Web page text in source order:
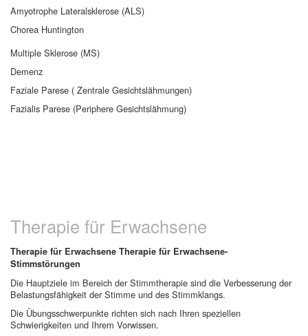
Amyotrophe Lateralsklerose (ALS)
Chorea Huntington
Multiple Sklerose (MS)
Demenz
Faziale Parese ( Zentrale Gesichtslähmungen)
Fazialis Parese (Periphere Gesichtslähmung)
Therapie für Erwachsene
Therapie für Erwachsene Therapie für Erwachsene-
Stimmstörungen
Die Hauptziele im Bereich der Stimmtherapie sind die Verbesserung der
Belastungsfähigkeit der Stimme und des Stimmklangs.
Die Übungsschwerpunkte richten sich nach Ihren speziellen
Schwierigkeiten und Ihrem Vorwissen.